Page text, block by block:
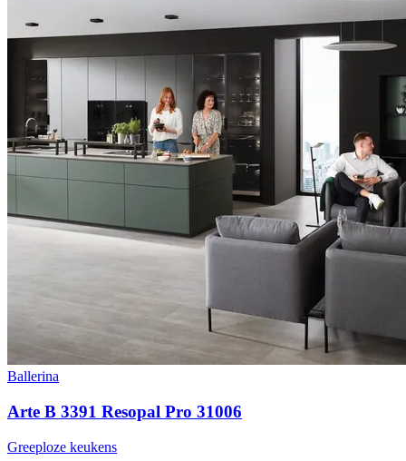
Ballerina
Arte B 3391 Resopal Pro 31006
Greeploze keukens